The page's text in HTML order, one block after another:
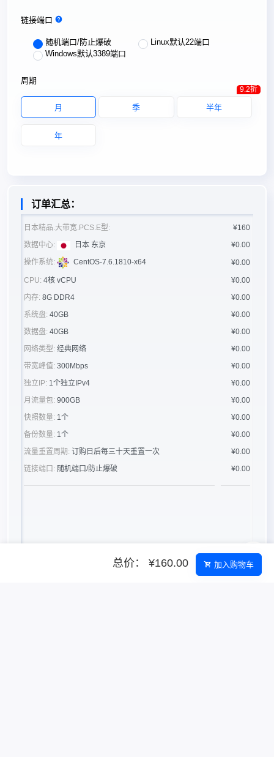
链接端口
随机端口/防止爆破
Linux默认22端口
Windows默认3389端口
周期
月 季 半年
年
9.2折
订单汇总：
日本精品.大带宽.PCS.E型:
¥160
数据中心:
日本 东京 ¥0.00
操作系统: CentOS-7.6.1810-x64 ¥0.00
CPU: 4核 vCPU
¥0.00
内存: 8G DDR4
¥0.00
系统盘: 40GB
¥0.00
数据盘: 40GB
¥0.00
网络类型: 经典网络
¥0.00
带宽峰值: 300Mbps
¥0.00
独立IP: 1个独立IPv4
¥0.00
月流量包: 900GB
¥0.00
快照数量: 1个
¥0.00
备份数量: 1个
¥0.00
流量重置周期: 订购日后每三十天重置一次
¥0.00
链接端口: 随机端口/防止爆破 ¥0.00
总价： ¥160.00 加入购物车